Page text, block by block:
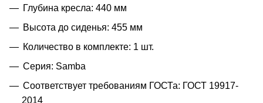
Глубина кресла: 440 мм
Высота до сиденья: 455 мм
Количество в комплекте: 1 шт.
Серия: Samba
Соответствует требованиям ГОСТа: ГОСТ 19917-
2014